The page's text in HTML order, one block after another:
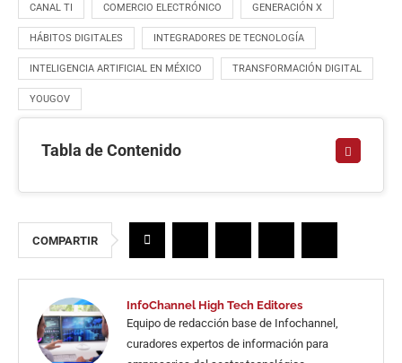
CANAL TI COMERCIO ELECTRÓNICO GENERACIÓN X
HÁBITOS DIGITALES INTEGRADORES DE TECNOLOGÍA
INTELIGENCIA ARTIFICIAL EN MÉXICO TRANSFORMACIÓN DIGITAL
YOUGOV
Tabla de Contenido
COMPARTIR
InfoChannel High Tech Editores
Equipo de redacción base de Infochannel,
curadores expertos de información para